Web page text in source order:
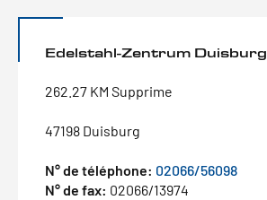
Edelstahl-Zentrum Duisburg
262.27 KM Supprime
47198 Duisburg
N° de téléphone: 02066/56098
N° de fax: 02066/13974